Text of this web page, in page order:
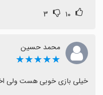
۱۰ ۳
محمد حسین
★★★★★
خیلی بازی خوبی هست ولی